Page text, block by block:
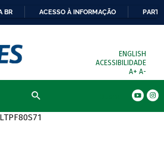
BR ACESSO À INFORMAÇÃO
ENGLISH
ACESSIBILIDADE
A+ A-